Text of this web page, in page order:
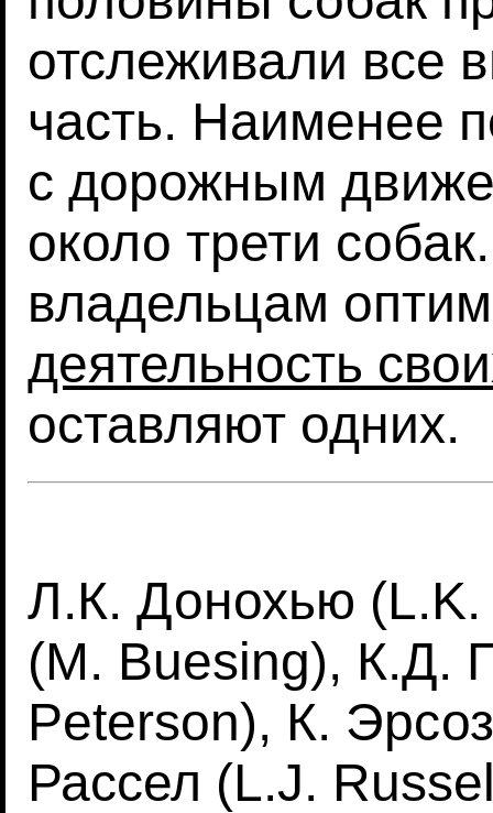
отслеживали все
часть. Наименее
с дорожным
около трети
владельцам
деятельность
оставляют одних.
Л.К. Донохью
(M. Buesing), К.Д.
Peterson), К.
Рассел (L.J.